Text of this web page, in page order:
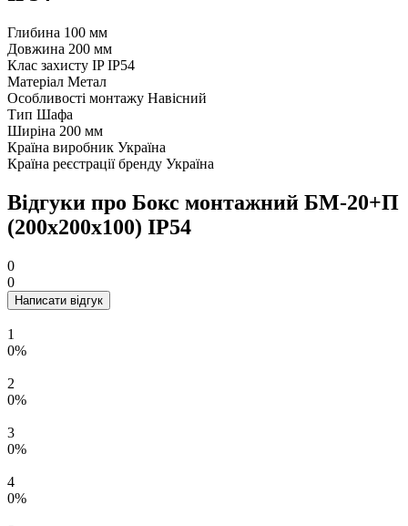
Глибина 100 мм
Довжина 200 мм
Клас захисту IP IP54
Матеріал Метал
Особливості монтажу Навісний
Тип Шафа
Ширіна 200 мм
Країна виробник Україна
Країна реєстрації бренду Україна
Відгуки про Бокс монтажний БМ-20+П
(200х200х100) IP54
0
0
Написати відгук
1
0%
2
0%
3
0%
4
0%